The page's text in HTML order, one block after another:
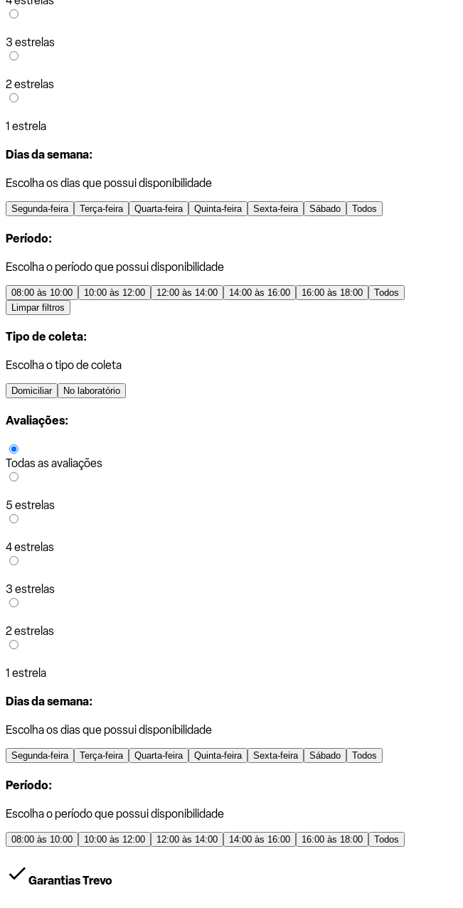
3 estrelas
2 estrelas
1 estrela
Dias da semana:
Escolha os dias que possui disponibilidade
Segunda-feira Terça-feira Quarta-feira Quinta-feira Sexta-feira Sábado Todos
Período:
Escolha o período que possui disponibilidade
08:00 às 10:00 10:00 às 12:00 12:00 às 14:00 14:00 às 16:00 16:00 às 18:00
Todos
Limpar filtros
Tipo de coleta:
Escolha o tipo de coleta
Domiciliar No laboratório
Avaliações:
Todas as avaliações
5 estrelas
4 estrelas
3 estrelas
2 estrelas
1 estrela
Dias da semana:
Escolha os dias que possui disponibilidade
Segunda-feira Terça-feira Quarta-feira Quinta-feira Sexta-feira Sábado Todos
Período:
Escolha o período que possui disponibilidade
08:00 às 10:00 10:00 às 12:00 12:00 às 14:00 14:00 às 16:00 16:00 às 18:00 Todos
Garantias Trevo